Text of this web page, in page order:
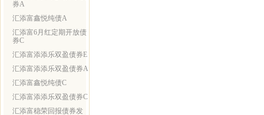
券A
汇添富鑫悦纯债A
汇添富6月红定期开放债
券C
汇添富添添乐双盈债券E
汇添富添添乐双盈债券A
汇添富鑫悦纯债C
汇添富添添乐双盈债券C
汇添富稳荣回报债券发